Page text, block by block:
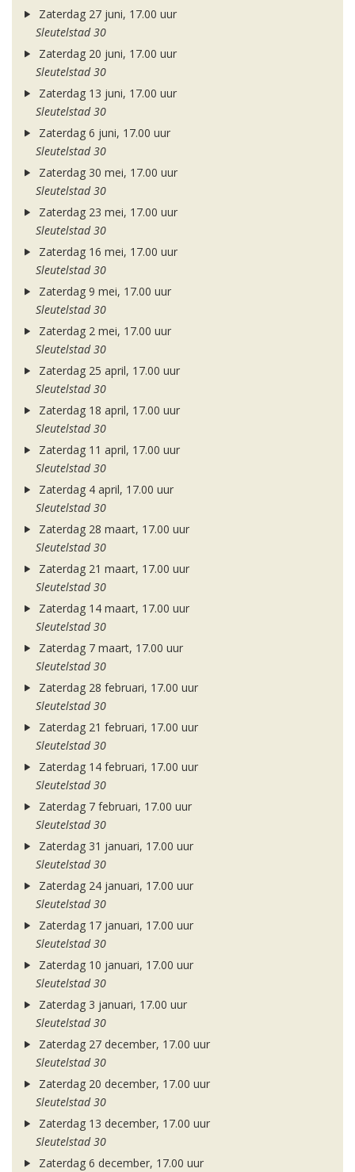
Zaterdag 27 juni, 17.00 uur
Sleutelstad 30
Zaterdag 20 juni, 17.00 uur
Sleutelstad 30
Zaterdag 13 juni, 17.00 uur
Sleutelstad 30
Zaterdag 6 juni, 17.00 uur
Sleutelstad 30
Zaterdag 30 mei, 17.00 uur
Sleutelstad 30
Zaterdag 23 mei, 17.00 uur
Sleutelstad 30
Zaterdag 16 mei, 17.00 uur
Sleutelstad 30
Zaterdag 9 mei, 17.00 uur
Sleutelstad 30
Zaterdag 2 mei, 17.00 uur
Sleutelstad 30
Zaterdag 25 april, 17.00 uur
Sleutelstad 30
Zaterdag 18 april, 17.00 uur
Sleutelstad 30
Zaterdag 11 april, 17.00 uur
Sleutelstad 30
Zaterdag 4 april, 17.00 uur
Sleutelstad 30
Zaterdag 28 maart, 17.00 uur
Sleutelstad 30
Zaterdag 21 maart, 17.00 uur
Sleutelstad 30
Zaterdag 14 maart, 17.00 uur
Sleutelstad 30
Zaterdag 7 maart, 17.00 uur
Sleutelstad 30
Zaterdag 28 februari, 17.00 uur
Sleutelstad 30
Zaterdag 21 februari, 17.00 uur
Sleutelstad 30
Zaterdag 14 februari, 17.00 uur
Sleutelstad 30
Zaterdag 7 februari, 17.00 uur
Sleutelstad 30
Zaterdag 31 januari, 17.00 uur
Sleutelstad 30
Zaterdag 24 januari, 17.00 uur
Sleutelstad 30
Zaterdag 17 januari, 17.00 uur
Sleutelstad 30
Zaterdag 10 januari, 17.00 uur
Sleutelstad 30
Zaterdag 3 januari, 17.00 uur
Sleutelstad 30
Zaterdag 27 december, 17.00 uur
Sleutelstad 30
Zaterdag 20 december, 17.00 uur
Sleutelstad 30
Zaterdag 13 december, 17.00 uur
Sleutelstad 30
Zaterdag 6 december, 17.00 uur